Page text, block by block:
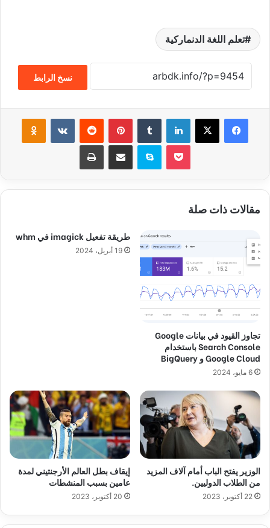
تعلم اللغة الدنماركية
نسخ الرابط
فيسبوك لينكدإن بينتيريست
سكايب
مقالات ذات صلة
تجاوز القيود في بيانات Google
Search Console باستخدام
Google Cloud و BigQuery
6 مايو، 2024
طريقة تفعيل imagick في whm
19 أبريل، 2024
الوزير يفتح الباب أمام آلاف المزيد
من الطلاب الدوليين.
22 أكتوبر، 2023
إيقاف بطل العالم الأرجنتيني لمدة
عامين بسبب المنشطات
20 أكتوبر، 2023